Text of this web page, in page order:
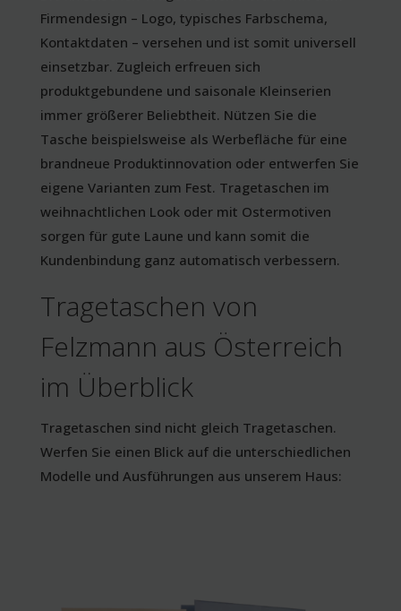
Firmendesign – Logo, typisches Farbschema,
Kontaktdaten – versehen und ist somit universell
einsetzbar. Zugleich erfreuen sich
produktgebundene und saisonale Kleinserien
immer größerer Beliebtheit. Nützen Sie die
Tasche beispielsweise als Werbefläche für eine
brandneue Produktinnovation oder entwerfen Sie
eigene Varianten zum Fest. Tragetaschen im
weihnachtlichen Look oder mit Ostermotiven
sorgen für gute Laune und kann somit die
Kundenbindung ganz automatisch verbessern.
Tragetaschen von
Felzmann aus Österreich
im Überblick
Tragetaschen sind nicht gleich Tragetaschen.
Werfen Sie einen Blick auf die unterschiedlichen
Modelle und Ausführungen aus unserem Haus: